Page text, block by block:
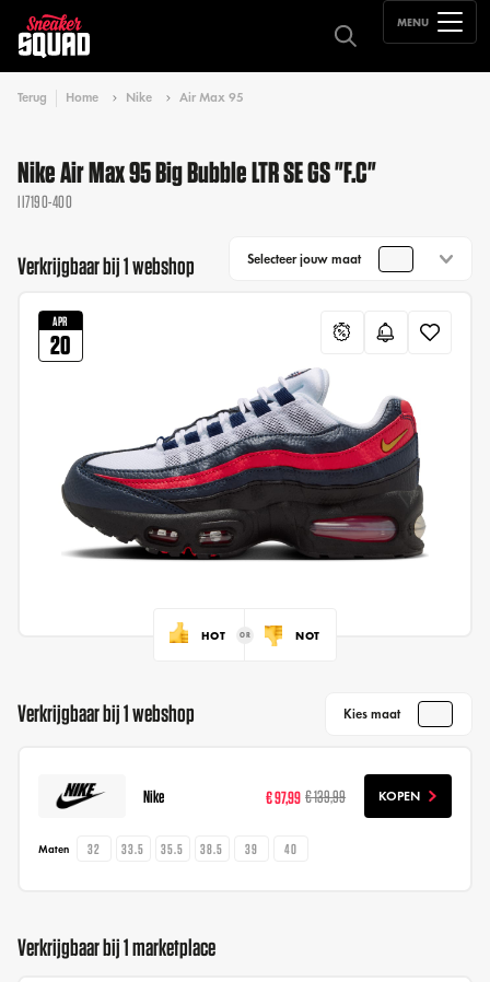
MENU
Terug Home Nike Air Max 95
Nike Air Max 95 Big Bubble LTR SE GS "F.C"
II7190-400
Verkrijgbaar bij 1 webshop Selecteer jouw maat
APR
20
HOT NOT
Verkrijgbaar bij 1 webshop Kies maat
Nike € 97,99 € 139,99 KOPEN
Maten 32 33.5 35.5 38.5 39 40
Verkrijgbaar bij 1 marketplace